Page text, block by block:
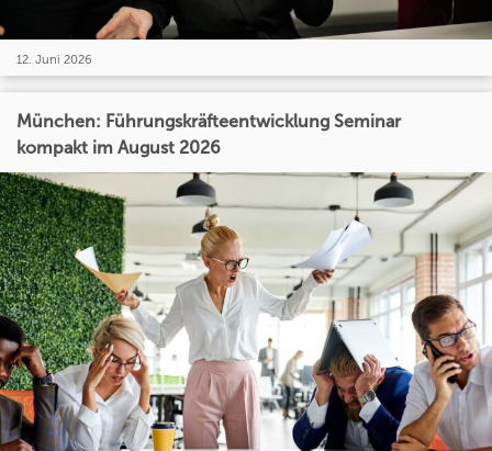
12. Juni 2026
München: Führungskräfteentwicklung Seminar
kompakt im August 2026